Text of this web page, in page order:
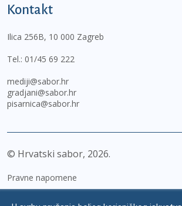
Kontakt
Ilica 256B, 10 000 Zagreb
Tel.: 01/45 69 222
mediji@sabor.hr
gradjani@sabor.hr
pisarnica@sabor.hr
© Hrvatski sabor, 2026
Pravne napomene